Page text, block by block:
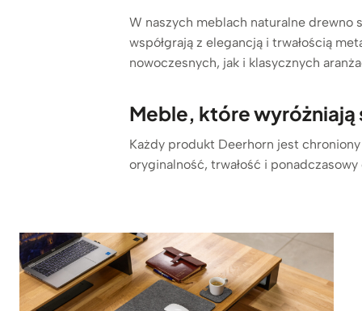
W naszych meblach naturalne drewno
współgrają z elegancją i trwałością
nowoczesnych, jak i klasycznych
Meble, które wyróżniają
Każdy produkt Deerhorn jest
oryginalność, trwałość i